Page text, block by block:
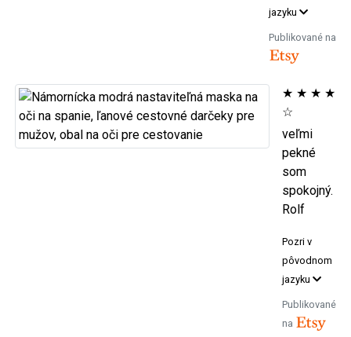
jazyku
Publikované na
★ ★ ★ ★
☆
veľmi
pekné
som
spokojný.
Rolf
Pozri v
pôvodnom
jazyku
Publikované
na